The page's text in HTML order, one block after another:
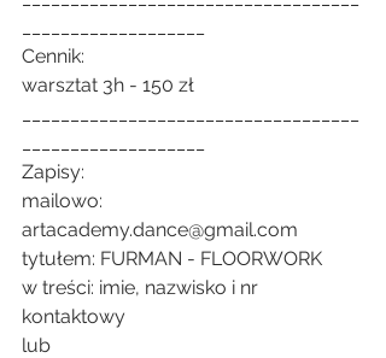
Cennik:
warsztat 3h - 150 zł
Zapisy:
mailowo:
artacademy.dance@gmail.com
tytułem: FURMAN - FLOORWORK
w treści: imie, nazwisko i nr
kontaktowy
lub